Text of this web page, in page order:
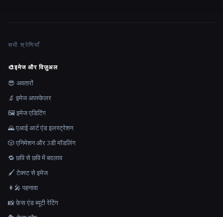
सभी श्रेणियाँ
🎨इमेज और विज़ुअल
😎 अवतारों
🔬 इमेज अपस्केलर
🖼️ इमेज एडिटिंग
🌄 एआई आर्ट एंड इलस्ट्रेशन
🎲 एनिमेशन और 3डी मॉडलिंग
🔁 छवि से छवि में बदलाव
🖌️ टेक्स्ट से इमेज
👩‍🎤 पहनावा
📸 फ़ेस एंड ब्यूटी रेटिंग